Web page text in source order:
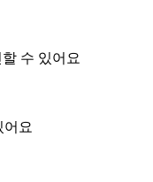
수 있어요
어요